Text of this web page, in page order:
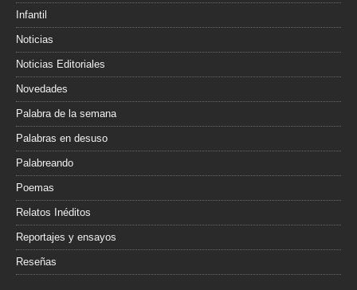
Infantil
Noticias
Noticias Editoriales
Novedades
Palabra de la semana
Palabras en desuso
Palabreando
Poemas
Relatos Inéditos
Reportajes y ensayos
Reseñas